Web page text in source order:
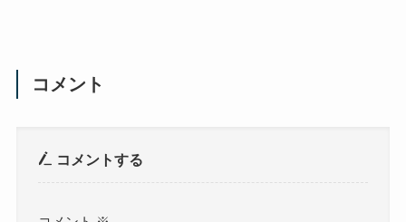
コメント
コメントする